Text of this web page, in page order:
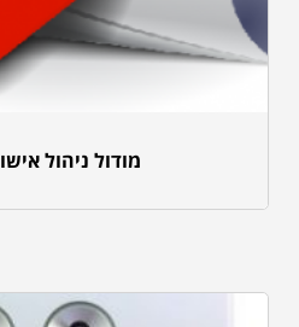
מודול ניהול